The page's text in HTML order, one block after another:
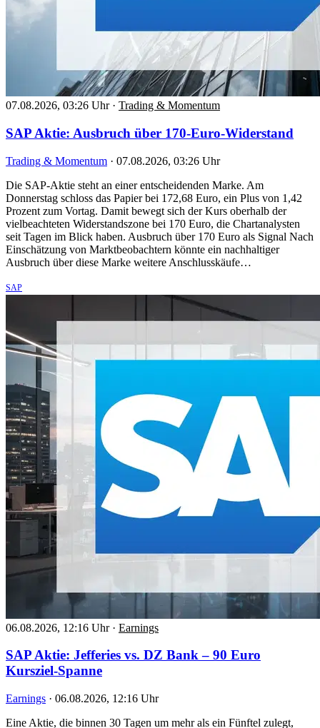
07.08.2026, 03:26 Uhr · Trading & Momentum
SAP Aktie: Ausbruch über 170-Euro-Widerstand
Trading & Momentum · 07.08.2026, 03:26 Uhr
Die SAP-Aktie steht an einer entscheidenden Marke. Am
Donnerstag schloss das Papier bei 172,68 Euro, ein Plus von 1,42
Prozent zum Vortag. Damit bewegt sich der Kurs oberhalb der
vielbeachteten Widerstandszone bei 170 Euro, die Chartanalysten
seit Tagen im Blick haben. Ausbruch über 170 Euro als Signal Nach
Einschätzung von Marktbeobachtern könnte ein nachhaltiger
Ausbruch über diese Marke weitere Anschlusskäufe…
SAP
06.08.2026, 12:16 Uhr · Earnings
SAP Aktie: Jefferies vs. DZ Bank – 90 Euro
Kursziel-Spanne
Earnings · 06.08.2026, 12:16 Uhr
Eine Aktie, die binnen 30 Tagen um mehr als ein Fünftel zulegt,